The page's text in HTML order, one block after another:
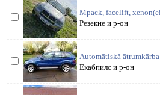
Mpack, facelift,
Резекне и р-он
Automātiskā
Екабпилс и р-он